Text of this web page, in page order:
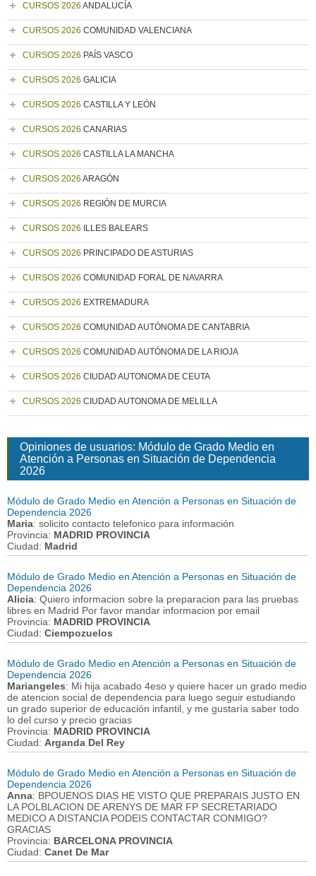
CURSOS 2026 ANDALUCÍA
CURSOS 2026 COMUNIDAD VALENCIANA
CURSOS 2026 PAÍS VASCO
CURSOS 2026 GALICIA
CURSOS 2026 CASTILLA Y LEÓN
CURSOS 2026 CANARIAS
CURSOS 2026 CASTILLA LA MANCHA
CURSOS 2026 ARAGÓN
CURSOS 2026 REGIÓN DE MURCIA
CURSOS 2026 ILLES BALEARS
CURSOS 2026 PRINCIPADO DE ASTURIAS
CURSOS 2026 COMUNIDAD FORAL DE NAVARRA
CURSOS 2026 EXTREMADURA
CURSOS 2026 COMUNIDAD AUTÓNOMA DE CANTABRIA
CURSOS 2026 COMUNIDAD AUTÓNOMA DE LA RIOJA
CURSOS 2026 CIUDAD AUTONOMA DE CEUTA
CURSOS 2026 CIUDAD AUTONOMA DE MELILLA
Opiniones de usuarios: Módulo de Grado Medio en
Atención a Personas en Situación de Dependencia
2026
Módulo de Grado Medio en Atención a Personas en Situación de
Dependencia 2026
Maria: solicito contacto telefonico para información
Provincia: MADRID PROVINCIA
Ciudad: Madrid
Módulo de Grado Medio en Atención a Personas en Situación de
Dependencia 2026
Alicia: Quiero informacion sobre la preparacion para las pruebas
libres en Madrid Por favor mandar informacion por email
Provincia: MADRID PROVINCIA
Ciudad: Ciempozuelos
Módulo de Grado Medio en Atención a Personas en Situación de
Dependencia 2026
Mariangeles: Mi hija acabado 4eso y quiere hacer un grado medio
de atencion social de dependencia para luego seguir estudiando
un grado superior de educación infantil, y me gustaría saber todo
lo del curso y precio gracias
Provincia: MADRID PROVINCIA
Ciudad: Arganda Del Rey
Módulo de Grado Medio en Atención a Personas en Situación de
Dependencia 2026
Anna: BPOUENOS DIAS HE VISTO QUE PREPARAIS JUSTO EN
LA POLBLACION DE ARENYS DE MAR FP SECRETARIADO
MEDICO A DISTANCIA PODEIS CONTACTAR CONMIGO?
GRACIAS
Provincia: BARCELONA PROVINCIA
Ciudad: Canet De Mar